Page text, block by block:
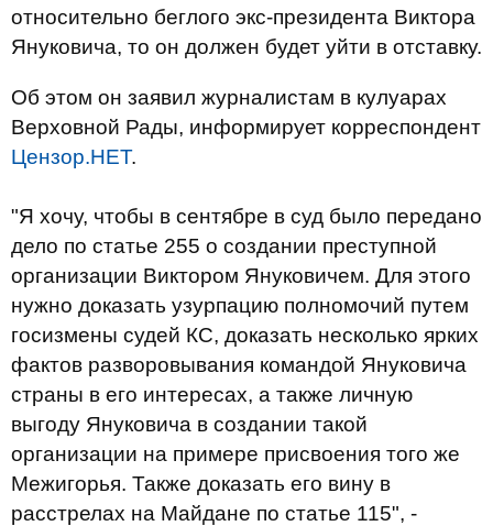
относительно беглого экс-президента Виктора
Януковича, то он должен будет уйти в отставку.
Об этом он заявил журналистам в кулуарах
Верховной Рады, информирует корреспондент
Цензор.НЕТ.
"Я хочу, чтобы в сентябре в суд было передано
дело по статье 255 о создании преступной
организации Виктором Януковичем. Для этого
нужно доказать узурпацию полномочий путем
госизмены судей КС, доказать несколько ярких
фактов разворовывания командой Януковича
страны в его интересах, а также личную
выгоду Януковича в создании такой
организации на примере присвоения того же
Межигорья. Также доказать его вину в
расстрелах на Майдане по статье 115", -